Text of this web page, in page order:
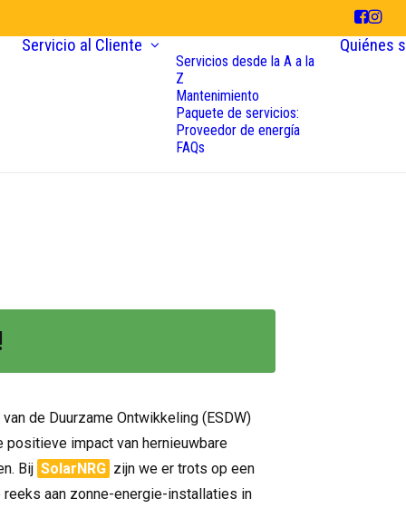
Servicio al Cliente
Servicios desde la A a la
Z
Mantenimiento
Paquete de servicios:
Proveedor de energía
FAQs
Quiénes
de Duurzame Ontwikkeling (ESDW)
impact van hernieuwbare
Bij SolarNRG zijn we er trots op een
aan zonne-energie-installaties in